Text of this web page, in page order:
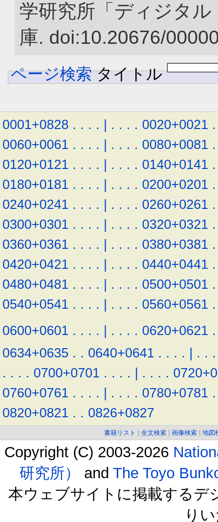
学研究所「ディジタ
庫. doi:10.20676/
ページ検索 タイトル
0001+0828 . . . . | . . . . 0020+0021 .
0060+0061 . . . . | . . . . 0080+0081 .
0120+0121 . . . . | . . . . 0140+0141 .
0180+0181 . . . . | . . . . 0200+0201 .
0240+0241 . . . . | . . . . 0260+0261 .
0300+0301 . . . . | . . . . 0320+0321 .
0360+0361 . . . . | . . . . 0380+0381 .
0420+0421 . . . . | . . . . 0440+0441 .
0480+0481 . . . . | . . . . 0500+0501 .
0540+0541 . . . . | . . . . 0560+0561 .
0600+0601 . . . . | . . . . 0620+0621 .
0634+0635 . . 0640+0641 . . . . | . . .
. . . . 0700+0701 . . . . | . . . .
0760+0761 . . . . | . . . . 0780+0781 .
0820+0821 . . 0826+0827
書籍リスト 全文検索 画像検索 地図
Copyright (C) 2003-2026
研究所）
and The Toyo
本ウェブサイトに掲載するデ
り